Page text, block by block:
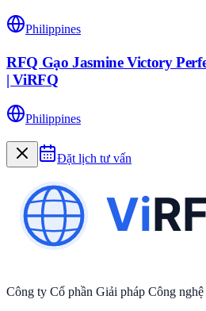
Philippines
RFQ Gạo Jasmine Victory
| ViRFQ
Philippines
Đặt lịch tư vấn
Công ty Cổ phần Giải pháp Công